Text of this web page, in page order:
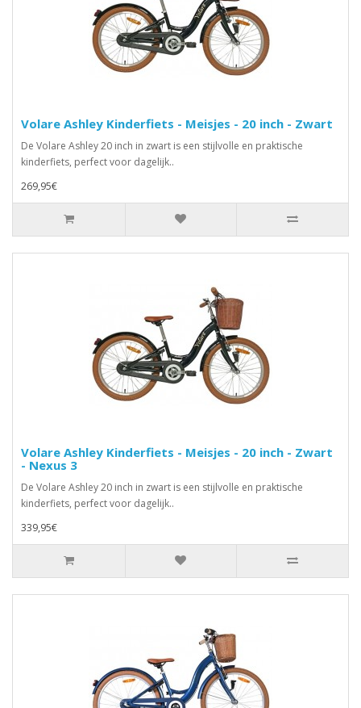
Volare Ashley Kinderfiets - Meisjes - 20 inch - Zwart
De Volare Ashley 20 inch in zwart is een stijlvolle en praktische
kinderfiets, perfect voor dagelijk..
269,95€
Volare Ashley Kinderfiets - Meisjes - 20 inch - Zwart
- Nexus 3
De Volare Ashley 20 inch in zwart is een stijlvolle en praktische
kinderfiets, perfect voor dagelijk..
339,95€